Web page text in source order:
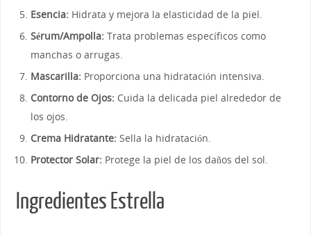
Esencia: Hidrata y mejora la elasticidad de la piel.
Sérum/Ampolla: Trata problemas específicos como
manchas o arrugas.
Mascarilla: Proporciona una hidratación intensiva.
Contorno de Ojos: Cuida la delicada piel alrededor de
los ojos.
Crema Hidratante: Sella la hidratación.
Protector Solar: Protege la piel de los daños del sol.
Ingredientes Estrella